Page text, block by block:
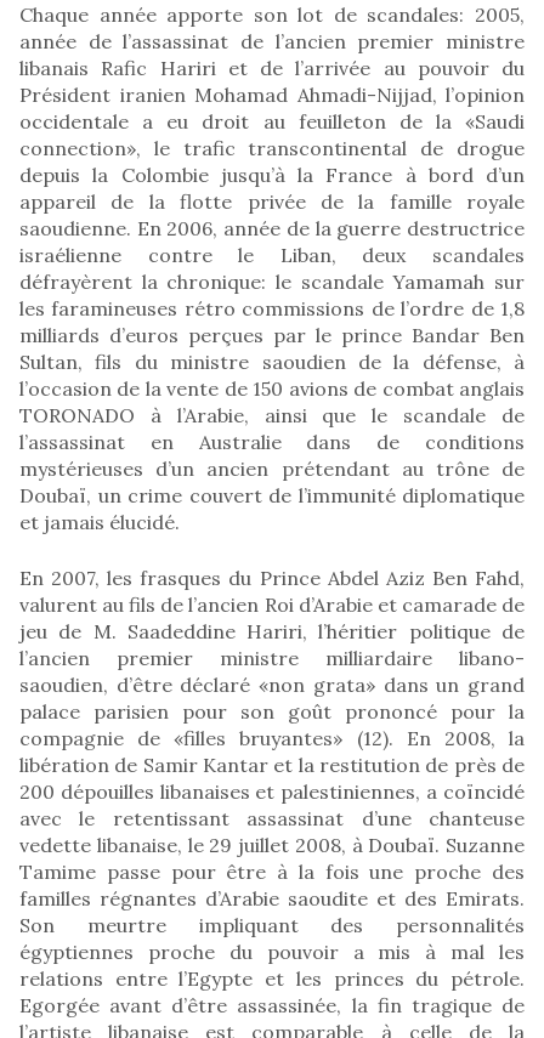
Chaque année apporte son lot de scandales: 2005,
année de l’assassinat de l’ancien premier ministre
libanais Rafic Hariri et de l’arrivée au pouvoir du
Président iranien Mohamad Ahmadi-Nijjad, l’opinion
occidentale a eu droit au feuilleton de la «Saudi
connection», le trafic transcontinental de drogue
depuis la Colombie jusqu’à la France à bord d’un
appareil de la flotte privée de la famille royale
saoudienne. En 2006, année de la guerre destructrice
israélienne contre le Liban, deux scandales
défrayèrent la chronique: le scandale Yamamah sur
les faramineuses rétro commissions de l’ordre de 1,8
milliards d’euros perçues par le prince Bandar Ben
Sultan, fils du ministre saoudien de la défense, à
l’occasion de la vente de 150 avions de combat anglais
TORONADO à l’Arabie, ainsi que le scandale de
l’assassinat en Australie dans de conditions
mystérieuses d’un ancien prétendant au trône de
Doubaï, un crime couvert de l’immunité diplomatique
et jamais élucidé.
En 2007, les frasques du Prince Abdel Aziz Ben Fahd,
valurent au fils de l’ancien Roi d’Arabie et camarade de
jeu de M. Saadeddine Hariri, l’héritier politique de
l’ancien premier ministre milliardaire libano-
saoudien, d’être déclaré «non grata» dans un grand
palace parisien pour son goût prononcé pour la
compagnie de «filles bruyantes» (12). En 2008, la
libération de Samir Kantar et la restitution de près de
200 dépouilles libanaises et palestiniennes, a coïncidé
avec le retentissant assassinat d’une chanteuse
vedette libanaise, le 29 juillet 2008, à Doubaï. Suzanne
Tamime passe pour être à la fois une proche des
familles régnantes d’Arabie saoudite et des Emirats.
Son meurtre impliquant des personnalités
égyptiennes proche du pouvoir a mis à mal les
relations entre l’Egypte et les princes du pétrole.
Egorgée avant d’être assassinée, la fin tragique de
l’artiste libanaise est comparable à celle de la